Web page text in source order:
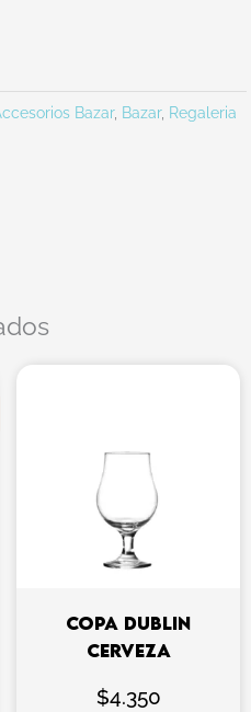
Bazar, Bazar, Regaleria
COPA DUBLIN
CERVEZA
$4.350